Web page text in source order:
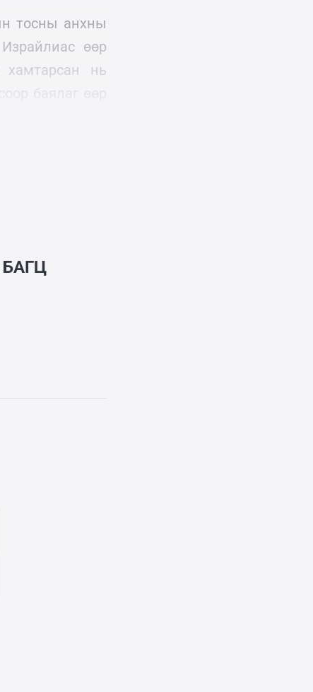
тосны анхны
өөр
хамтарсан нь
БАГЦ